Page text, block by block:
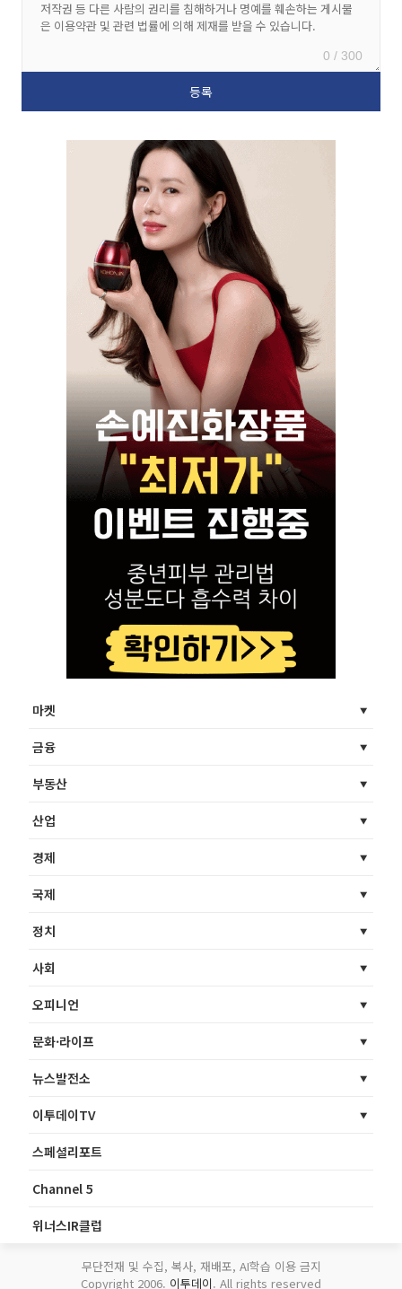
0 / 300
마켓
금융
부동산
산업
경제
국제
정치
사회
오피니언
문화·라이프
뉴스발전소
이투데이TV
스페셜리포트
Channel 5
위너스IR클럽
무단전재 및 수집, 복사, 재배포, AI학습 이용 금지
Copyright 2006. 이투데이. All rights reserved